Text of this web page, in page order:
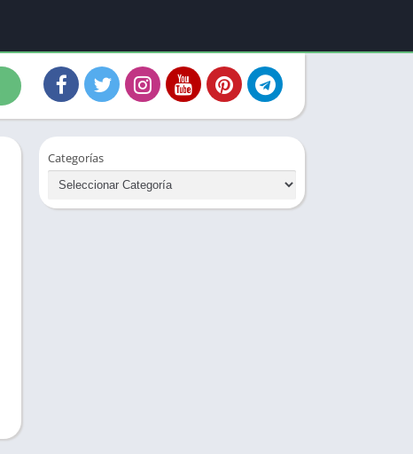
Categorías